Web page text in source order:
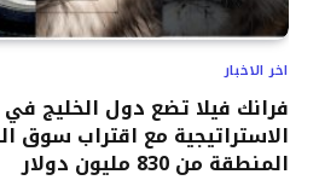
اخر الاخبار
فرانك فيلا تضع دول الخليج في
الاستراتيجية مع اقتراب سوق
المنطقة من 830 مليون دولار